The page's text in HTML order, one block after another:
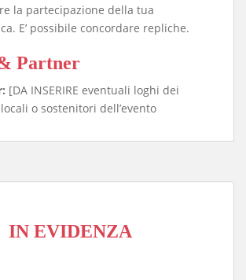
la partecipazione della tua
E’ possibile concordare repliche.
Partner
[DA INSERIRE eventuali loghi dei
o sostenitori dell’evento
IN EVIDENZA